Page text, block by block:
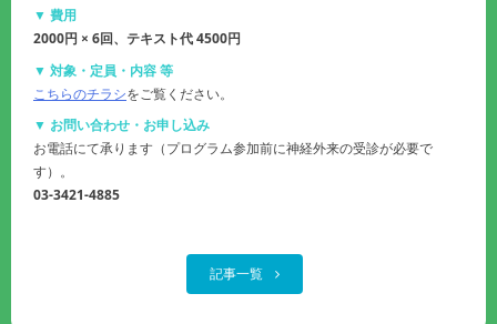
▼ 費用
2000円 × 6回、テキスト代 4500円
▼ 対象・定員・内容 等
こちらのチラシをご覧ください。
▼ お問い合わせ・お申し込み
お電話にて承ります（プログラム参加前に神経外来の受診が必要で
す）。
03-3421-4885
記事一覧